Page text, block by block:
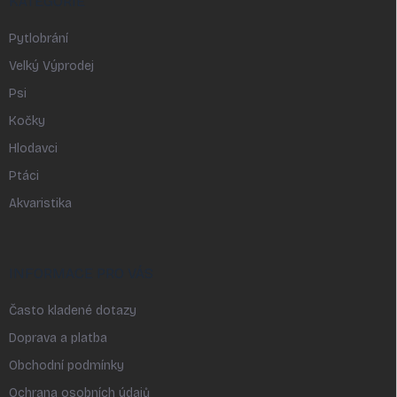
Pytlobrání
Velký Výprodej
Psi
Kočky
Hlodavci
Ptáci
Akvaristika
Často kladené dotazy
Doprava a platba
Obchodní podmínky
Ochrana osobních údajů